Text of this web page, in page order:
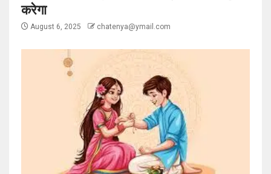
करेगा
August 6, 2025 chatenya@ymail.com